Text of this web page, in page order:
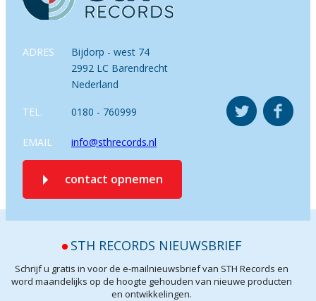
ADRES
Bijdorp - west 74
2992 LC Barendrecht
Nederland
TEL. 0180 - 760999
EMAIL info@sthrecords.nl
contact opnemen
STH RECORDS NIEUWSBRIEF
Schrijf u gratis in voor de e-mailnieuwsbrief van STH Records en
word maandelijks op de hoogte gehouden van nieuwe producten
en ontwikkelingen.